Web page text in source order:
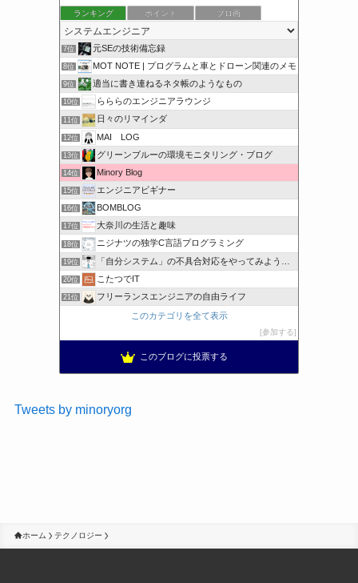
ランキング ポイント ブロ画
7位 元SEの技術備忘録
8位 MOT NOTE | プログラムと車とドローン関連のメモ
9位 適当に書き連ねるネタ帳のようなもの
10位 らららのエンジニアラウンジ
11位 日々のリマインダ
12位 MAI LOG
13位 グリーンブルーの環境モニタリング・ブログ
14位 Minory Blog
15位 エンジニアビギナー
16位 BOMBLOG
17位 大奈川の生活と趣味
18位 ニジナツの独学C言語プログラミング
19位 「自分システム」の不具合対応をやってみようと思う
20位 こたつでIT
21位 フリーランスエンジニアの自由ライフ
このカテゴリを全て表示
参加する
このブログに投票する
Tweets by minoryorg
ホーム テクノロジー